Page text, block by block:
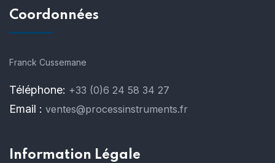
Coordonnées
Franck Cussemane
Téléphone: +33 (0)6 24 58 34 27
Email : ventes@processinstruments.fr
Information Légale